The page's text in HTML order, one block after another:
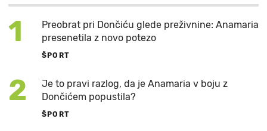
1
Preobrat pri Dončiću glede preživnine: Anamaria
presenetila z novo potezo
ŠPORT
2
Je to pravi razlog, da je Anamaria v boju z
Dončićem popustila?
ŠPORT